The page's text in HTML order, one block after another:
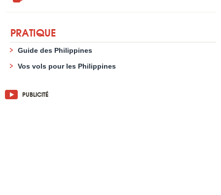
PRATIQUE
Guide des Philippines
Vos vols pour les Philippines
PUBLICITÉ